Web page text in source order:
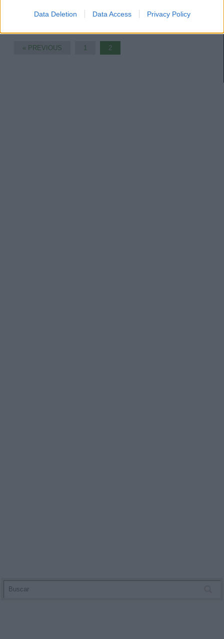
Data Deletion Data Access Privacy Policy
« PREVIOUS 1 2